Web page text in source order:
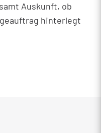
Auskunft, ob
hinterlegt